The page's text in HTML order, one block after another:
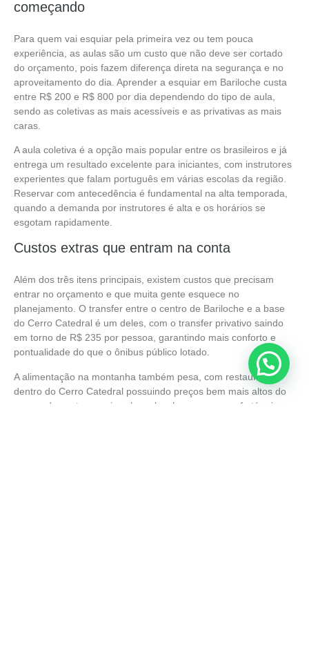
começando
Para quem vai esquiar pela primeira vez ou tem pouca
experiência, as aulas são um custo que não deve ser cortado
do orçamento, pois fazem diferença direta na segurança e no
aproveitamento do dia. Aprender a esquiar em Bariloche custa
entre R$ 200 e R$ 800 por dia dependendo do tipo de aula,
sendo as coletivas as mais acessíveis e as privativas as mais
caras.
A aula coletiva é a opção mais popular entre os brasileiros e já
entrega um resultado excelente para iniciantes, com instrutores
experientes que falam português em várias escolas da região.
Reservar com antecedência é fundamental na alta temporada,
quando a demanda por instrutores é alta e os horários se
esgotam rapidamente.
Custos extras que entram na conta
Além dos três itens principais, existem custos que precisam
entrar no orçamento e que muita gente esquece no
planejamento. O transfer entre o centro de Bariloche e a base
do Cerro Catedral é um deles, com o transfer privativo saindo
em torno de R$ 235 por pessoa, garantindo mais conforto e
pontualidade do que o ônibus público lotado.
A alimentação na montanha também pesa, com restaurantes
dentro do Cerro Catedral possuindo preços bem mais altos do
que os do centro, por isso levar lanche e uma garrafa térmica